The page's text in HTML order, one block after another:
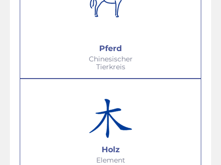
Pferd
Chinesischer
Tierkreis
Holz
Element